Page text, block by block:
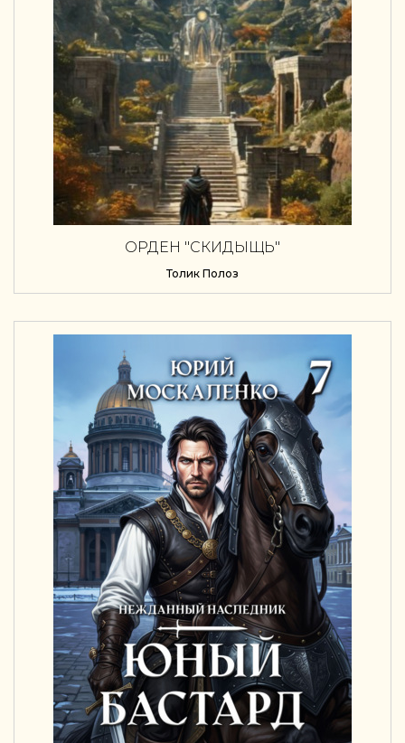
ОРДЕН "СКИДЫЩЬ"
Толик Полоз